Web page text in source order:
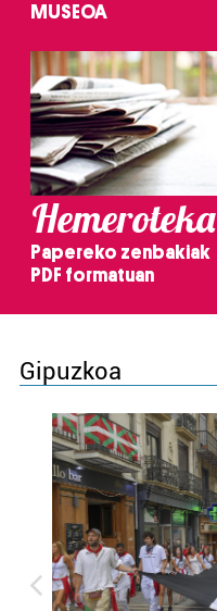
MUSEOA
Hemeroteka
Papereko zenbakiak
PDF formatuan
Gipuzkoa